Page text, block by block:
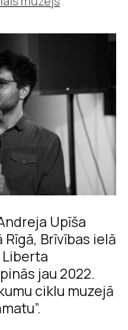
Upīša
Brīvības ielā
jau 2022.
ciklu muzejā